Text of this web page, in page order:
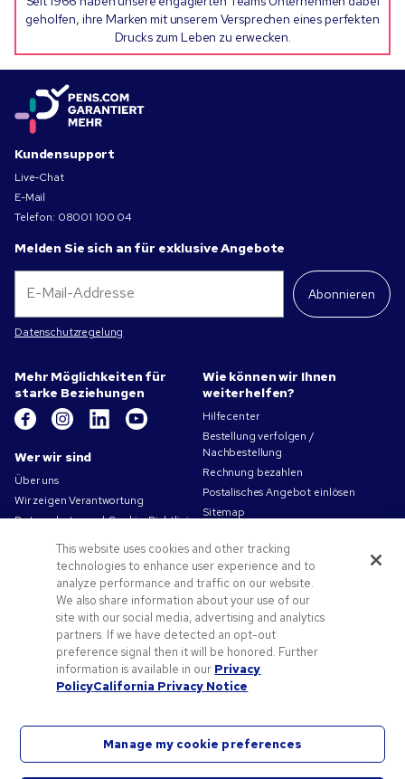
geholfen, ihre Marken mit unserem Versprechen eines perfekten
Drucks zum Leben zu erwecken.
Kundensupport
Live-Chat
E-Mail
Telefon: 08001 100 04
Melden Sie sich an für exklusive Angebote
Abonnieren
Datenschutzregelung
Mehr Möglichkeiten für
starke Beziehungen
Wer wir sind
Über uns
Wir zeigen Verantwortung
Datenschutz- und Cookie-Richtlinien
Nutzungsbedingungen
Verkaufsbedingungen
Karriere bei Pens.com
Angebote und Ressourcen
Werbeartikel
Angebotscodes und Gutscheine
Druckvorlagen-Tipps
Wie können wir Ihnen
weiterhelfen?
Hilfecenter
Bestellung verfolgen /
Nachbestellung
Rechnung bezahlen
Postalisches Angebot einlösen
Sitemap
This website uses cookies and other tracking
technologies to enhance user experience and to
analyze performance and traffic on our website.
We also share information about your use of our
site with our social media, advertising and analytics
partners. If we have detected an opt-out
preference signal then it will be honored. Further
information is available in our Privacy
PolicyCalifornia Privacy Notice
Manage my cookie preferences